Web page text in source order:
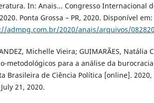
In: Anais... Congresso Internacional
Ponta Grossa – PR, 2020. Disponível em:
admpg.com.br/2020/anais/arquivos/
Michelle Vieira; GUIMARÃES, Natália
metodológicos para a análise da
Brasileira de Ciência Política [online].
21, 2020.